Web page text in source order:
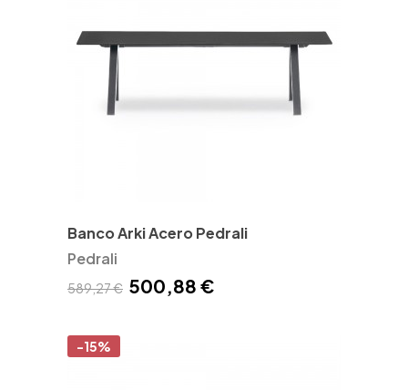
Banco Arki Acero Pedrali
Pedrali
589,27 € 500,88 €
-15%